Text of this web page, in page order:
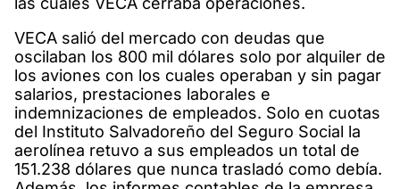
VECA salió del mercado con deudas que
oscilaban los 800 mil dólares solo por alquiler de
los aviones con los cuales operaban y sin pagar
salarios, prestaciones laborales e
indemnizaciones de empleados. Solo en cuotas
del Instituto Salvadoreño del Seguro Social la
aerolínea retuvo a sus empleados un total de
151.238 dólares que nunca trasladó como debía.